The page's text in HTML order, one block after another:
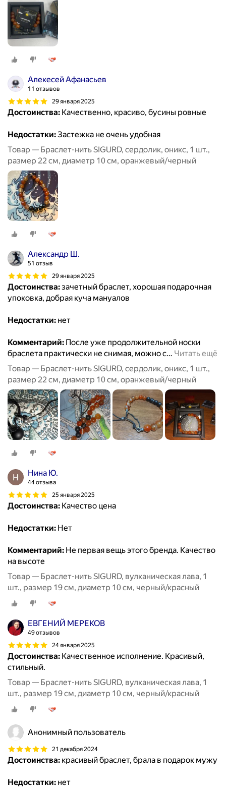
Алекесей Афанасьев
11 отзывов
29 января 2025
Достоинства: Качественно, красиво, бусины ровные
Недостатки:Застежка не очень удобная
Товар — Браслет-нить SIGURD, сердолик, оникс, 1 шт.,
размер 22 см, диаметр 10 см, оранжевый/черный
Александр Ш.
51 отзыв
29 января 2025
Достоинства:зачетный браслет, хорошая подарочная
упоковка, добрая куча мануалов
Недостатки: нет
Комментарий: После уже продолжительной носки
браслета практически не снимая, можно с… Читать ещё
Товар — Браслет-нить SIGURD, сердолик, оникс, 1 шт.,
размер 22 см, диаметр 10 см, оранжевый/черный
Нина Ю.
44 отзыва
25 января 2025
Достоинства: Качество цена
Недостатки: Нет
Комментарий: Не первая вещь этого бренда. Качество
на высоте
Товар — Браслет-нить SIGURD, вулканическая лава, 1
шт., размер 19 см, диаметр 10 см, черный/красный
ЕВГЕНИЙ МЕРЕКОВ
49 отзывов
24 января 2025
Достоинства: Качественное исполнение. Красивый,
стильный.
Товар — Браслет-нить SIGURD, вулканическая лава, 1
шт., размер 19 см, диаметр 10 см, черный/красный
Анонимный пользователь
21 декабря 2024
Достоинства: красивый браслет, брала в подарок мужу
Недостатки: нет